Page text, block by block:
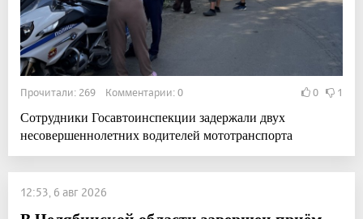
Прочитали: 269 Комментарии: 0 0 1
Сотрудники Госавтоинспекции задержали двух
несовершеннолетних водителей мототранспорта
12:53, 6 авг 2026